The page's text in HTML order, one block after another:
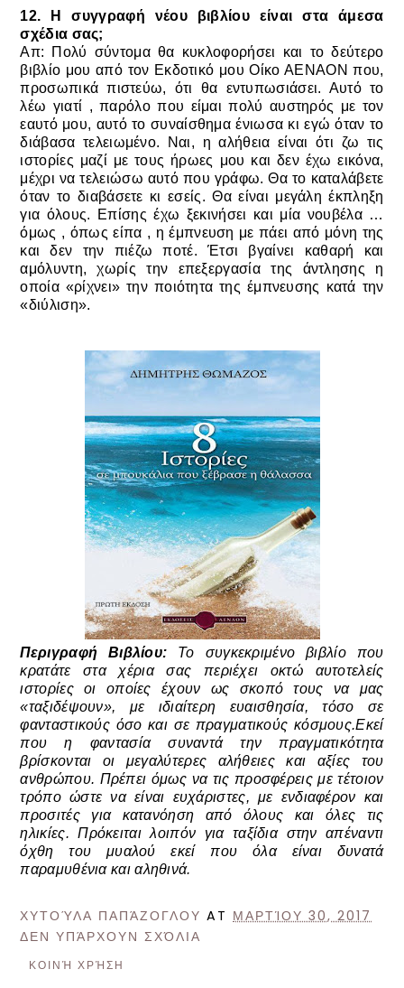
12. Η συγγραφή νέου βιβλίου είναι στα άμεσα
σχέδια σας;
Απ: Πολύ σύντομα θα κυκλοφορήσει και το δεύτερο
βιβλίο μου από τον Εκδοτικό μου Οίκο ΑΕΝΑΟΝ που,
προσωπικά πιστεύω, ότι θα εντυπωσιάσει. Αυτό το
λέω γιατί , παρόλο που είμαι πολύ αυστηρός με τον
εαυτό μου, αυτό το συναίσθημα ένιωσα κι εγώ όταν το
διάβασα τελειωμένο. Ναι, η αλήθεια είναι ότι ζω τις
ιστορίες μαζί με τους ήρωες μου και δεν έχω εικόνα,
μέχρι να τελειώσω αυτό που γράφω. Θα το καταλάβετε
όταν το διαβάσετε κι εσείς. Θα είναι μεγάλη έκπληξη
για όλους. Επίσης έχω ξεκινήσει και μία νουβέλα …
όμως , όπως είπα , η έμπνευση με πάει από μόνη της
και δεν την πιέζω ποτέ. Έτσι βγαίνει καθαρή και
αμόλυντη, χωρίς την επεξεργασία της άντλησης η
οποία «ρίχνει» την ποιότητα της έμπνευσης κατά την
«διύλιση».
Περιγραφή Βιβλίου: Το συγκεκριμένο βιβλίο που
κρατάτε στα χέρια σας περιέχει οκτώ αυτοτελείς
ιστορίες οι οποίες έχουν ως σκοπό τους να μας
«ταξιδέψουν», με ιδιαίτερη ευαισθησία, τόσο σε
φανταστικούς όσο και σε πραγματικούς κόσμους.Εκεί
που η φαντασία συναντά την πραγματικότητα
βρίσκονται οι μεγαλύτερες αλήθειες και αξίες του
ανθρώπου. Πρέπει όμως να τις προσφέρεις με τέτοιον
τρόπο ώστε να είναι ευχάριστες, με ενδιαφέρον και
προσιτές για κατανόηση από όλους και όλες τις
ηλικίες. Πρόκειται λοιπόν για ταξίδια στην απέναντι
όχθη του μυαλού εκεί που όλα είναι δυνατά
παραμυθένια και αληθινά.
ΧΥΤΟΎΛΑ ΠΑΠΆΖΟΓΛΟΥ AT ΜΑΡΤΊΟΥ 30, 2017
ΔΕΝ ΥΠΆΡΧΟΥΝ ΣΧΌΛΙΑ
ΚΟΙΝΉ ΧΡΉΣΗ